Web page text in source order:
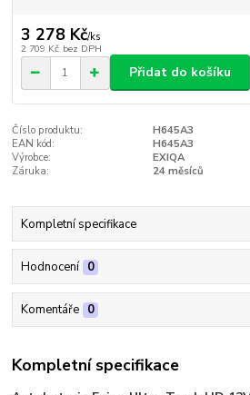
3 278 Kč/ks
2 709 Kč bez DPH
Přidat do košíku
Číslo produktu:
H645A3
EAN kód:
H645A3
Výrobce:
EXIQA
Záruka:
24 měsíců
Kompletní specifikace
Hodnocení 0
Komentáře 0
Kompletní specifikace